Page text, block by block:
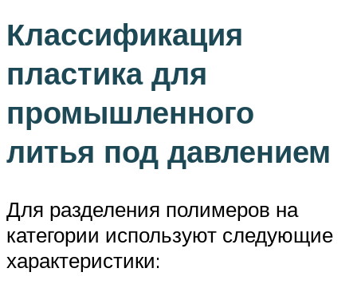
Классификация
пластика для
промышленного
литья под давлением
Для разделения полимеров на
категории используют следующие
характеристики: